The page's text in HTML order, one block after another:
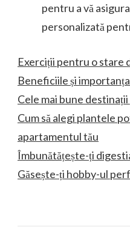
pentru a vă
personalizată
Exerciții pentru o stare
Beneficiile și
Cele mai bune
Cum să alegi plantele
apartamentul tău
Îmbunătățește-ți
Găsește-ți hobby-ul